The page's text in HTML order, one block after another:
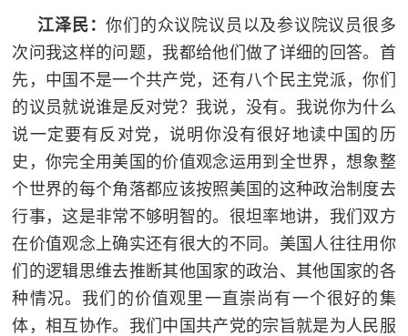
江泽民：你们的众议院议员以及参议院议员很多
次问我这样的问题，我都给他们做了详细的回答。首
先，中国不是一个共产党，还有八个民主党派，你们
的议员就说谁是反对党？我说，没有。我说你为什么
说一定要有反对党，说明你没有很好地读中国的历
史，你完全用美国的价值观念运用到全世界，想象整
个世界的每个角落都应该按照美国的这种政治制度去
行事，这是非常不够明智的。很坦率地讲，我们双方
在价值观念上确实还有很大的不同。美国人往往用你
们的逻辑思维去推断其他国家的政治、其他国家的各
种情况。我们的价值观里一直崇尚有一个很好的集
体，相互协作。我们中国共产党的宗旨就是为人民服